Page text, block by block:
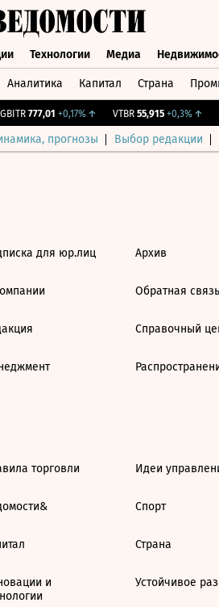
Технологии Медиа
Аналитика Капитал Страна
777,01 +0,17%↑ VTBR 55,915 +0,3%↑
прогнозы Выбор редакции
для юр.лиц Архив
Обратная связь
Справочный
торговли
и
Идеи
Спорт
Страна
Устойчивое